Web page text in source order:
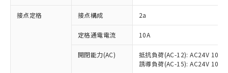
接点定格 接点構成 2a
定格通電電流 10A
開閉能力(AC)
抵抗負荷(AC-12): AC24V 10A/
誘導負荷(AC-15): AC24V
以下の条件をお読みいただき、同意のうえ
対応予定：EU RoHS指令（10物質）の非含
有に対応した製品に切り替える予定のある
対応予定なし：EU RoHS指令（10物質）の
非含有に非対応の商品で、対応品を出す予